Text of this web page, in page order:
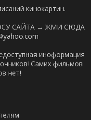
кинокартин.
САЙТА → ЖМИ СЮДА
иноформация
Самих фильмов
нет!